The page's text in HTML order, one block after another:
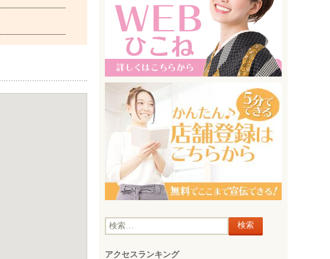
検
アクセスランキング